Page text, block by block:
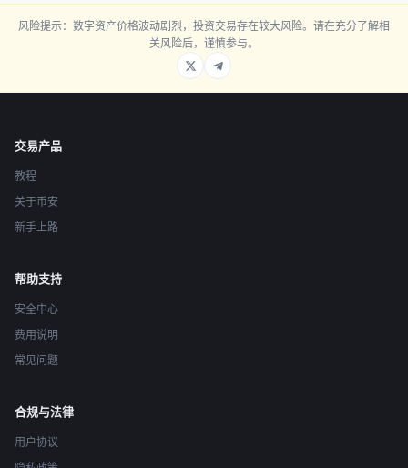
风险提示：数字资产价格波动剧烈，投资交易存在较大风险。请在充分了解相
关风险后，谨慎参与。
交易产品
教程
关于币安
新手上路
帮助支持
安全中心
费用说明
常见问题
合规与法律
用户协议